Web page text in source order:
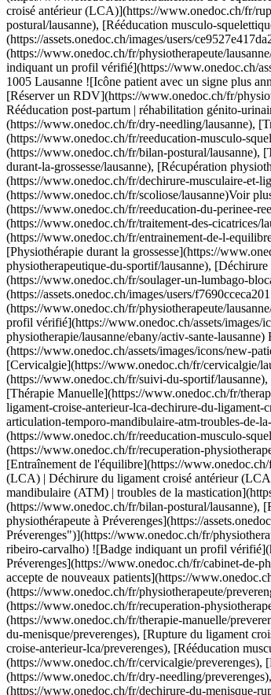
s/images/icons/new-patients.svg)Accepte les nouveaux patients [Réserver un RDV](https://www.onedoc.ch/fr/physiotherapeute/lausanne/pcsby/anthony-bouchain) Expertises:[Cervicalgie](https://www.onedoc.ch/fr/cervicalgie/lausanne), [Récupération physiothérapeutique du sportif](https://www.onedoc.ch/fr/recuperation-physiotherapeutique-du-sportif/lausanne), [Suivi du sportif](https://www.onedoc.ch/fr/suivi-du-sportif/lausanne), [Arthrose](https://www.onedoc.ch/fr/arthrose/lausanne), [Entraînement de l'équilibre](https://www.onedoc.ch/fr/entrainement-de-l-equilibre/lausanne), [Thérapie Manuelle](https://www.onedoc.ch/fr/therapie-manuelle/lausanne), [Rupture du ligament croisé antérieur (LCA) | Déchirure du ligament croisé antérieur (LCA)](https://www.onedoc.ch/fr/rupture-du-ligament-croise-anterieur-lca-dechirure-du-ligament-croise-anterieur-lca/lausanne), [Troubles de l’articulation temporo mandibulaire (ATM) | troubles de la mastication](https://www.onedoc.ch/fr/troubles-de-l-articulation-temporo-mandibulaire-atm-troubles-de-la-mastication/lausanne), [Bilan postural](https://www.onedoc.ch/fr/bilan-postural/lausanne), [Rééducation musculo-squelettique](https://www.onedoc.ch/fr/reeducation-musculo-squelettique/lausanne)Voir plus Expertises:[Cervicalgie](https://www.onedoc.ch/fr/cervicalgie/lausanne), [Récupération